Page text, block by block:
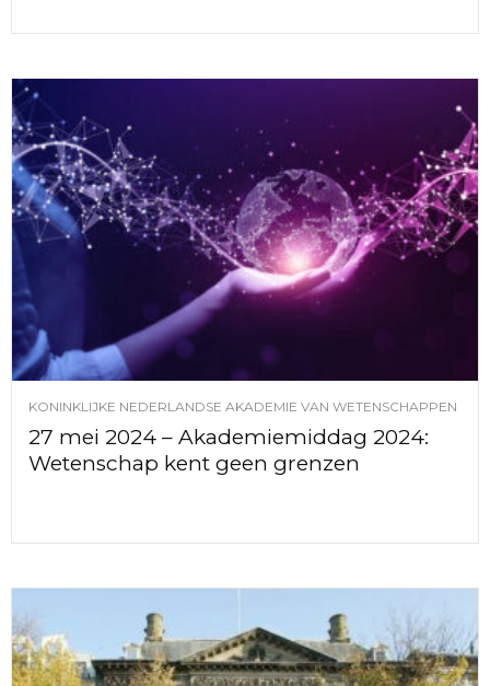
KONINKLIJKE NEDERLANDSE AKADEMIE VAN WETENSCHAPPEN
27 mei 2024 – Akademiemiddag 2024:
Wetenschap kent geen grenzen